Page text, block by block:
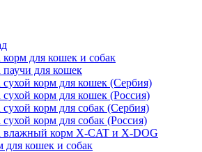
корм для кошек и собак
паучи для кошек
сухой корм для кошек (Сербия)
сухой корм для кошек (Россия)
сухой корм для собак (Сербия)
сухой корм для собак (Россия)
влажный корм X-CAT и X-DOG
для кошек и собак